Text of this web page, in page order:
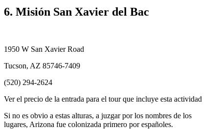
6. Misión San Xavier del Bac
1950 W San Xavier Road
Tucson, AZ 85746-7409
(520) 294-2624
Ver el precio de la entrada para el tour que incluye esta actividad
Si no es obvio a estas alturas, a juzgar por los nombres de los
lugares, Arizona fue colonizada primero por españoles.